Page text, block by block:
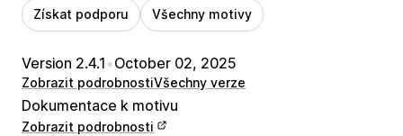
Získat podporu Všechny motivy
Version 2.4.1 •October 02, 2025
Zobrazit podrobnostiVšechny verze
Dokumentace k motivu
Zobrazit podrobnosti